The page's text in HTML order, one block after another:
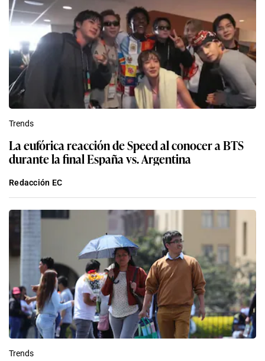
Trends
La eufórica reacción de Speed al conocer a BTS
durante la final España vs. Argentina
Redacción EC
Trends